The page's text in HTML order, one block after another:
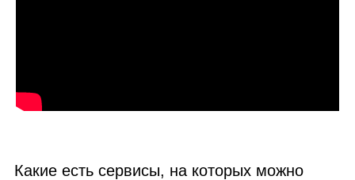
Какие есть сервисы, на которых можно